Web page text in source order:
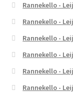
Rannekello -
Rannekello -
Rannekello -
Rannekello -
Rannekello -
Rannekello -